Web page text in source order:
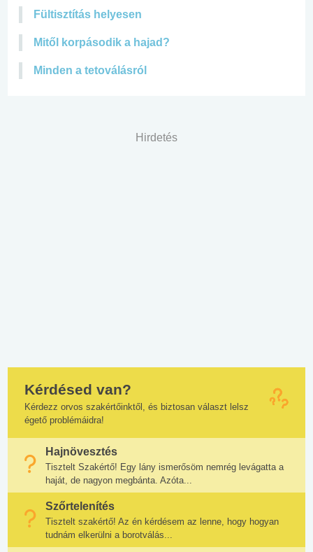
Fültisztítás helyesen
Mitől korpásodik a hajad?
Minden a tetoválásról
Hirdetés
Kérdésed van?
Kérdezz orvos szakértőinktől, és biztosan választ lelsz
égető problémáidra!
Hajnövesztés
Tisztelt Szakértő! Egy lány ismerősöm nemrég levágatta a
haját, de nagyon megbánta. Azóta...
Szőrtelenítés
Tisztelt szakértő! Az én kérdésem az lenne, hogy hogyan
tudnám elkerülni a borotválás...